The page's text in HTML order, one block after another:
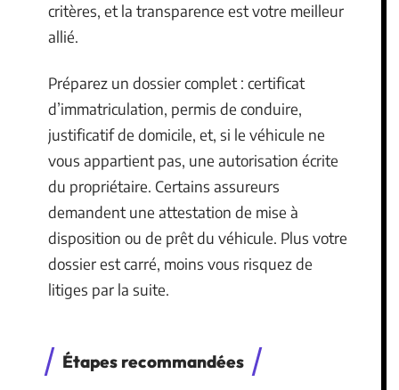
critères, et la transparence est votre meilleur
allié.
Préparez un dossier complet : certificat
d’immatriculation, permis de conduire,
justificatif de domicile, et, si le véhicule ne
vous appartient pas, une autorisation écrite
du propriétaire. Certains assureurs
demandent une attestation de mise à
disposition ou de prêt du véhicule. Plus votre
dossier est carré, moins vous risquez de
litiges par la suite.
Étapes recommandées